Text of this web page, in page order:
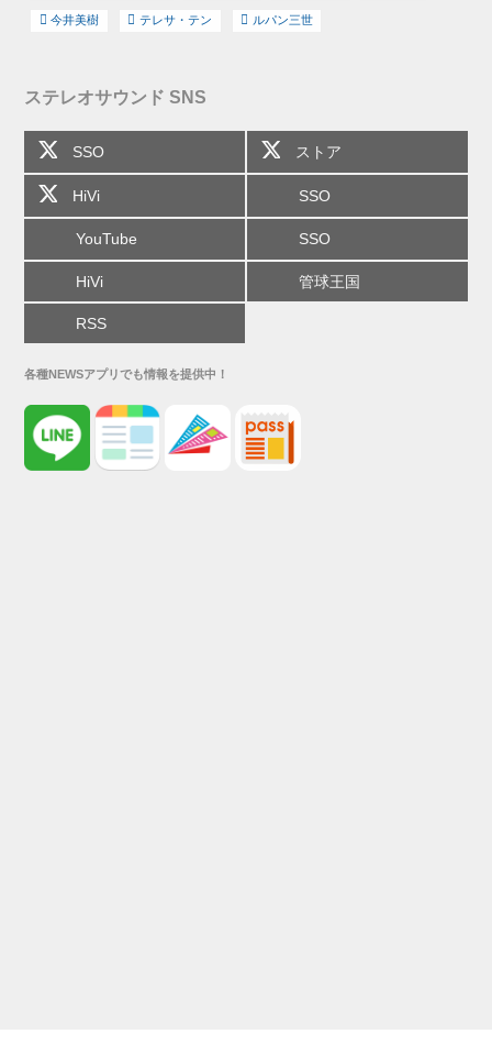
今井美樹 テレサ・テン ルパン三世
ステレオサウンド SNS
SSO ストア
HiVi SSO
YouTube SSO
HiVi 管球王国
RSS
各種NEWSアプリでも情報を提供中！